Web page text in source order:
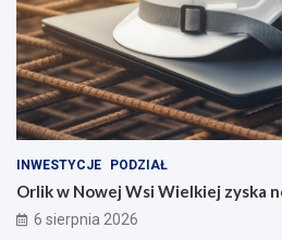
INWESTYCJE PODZIAŁ
Orlik w Nowej Wsi Wielkiej zyska
6 sierpnia 2026